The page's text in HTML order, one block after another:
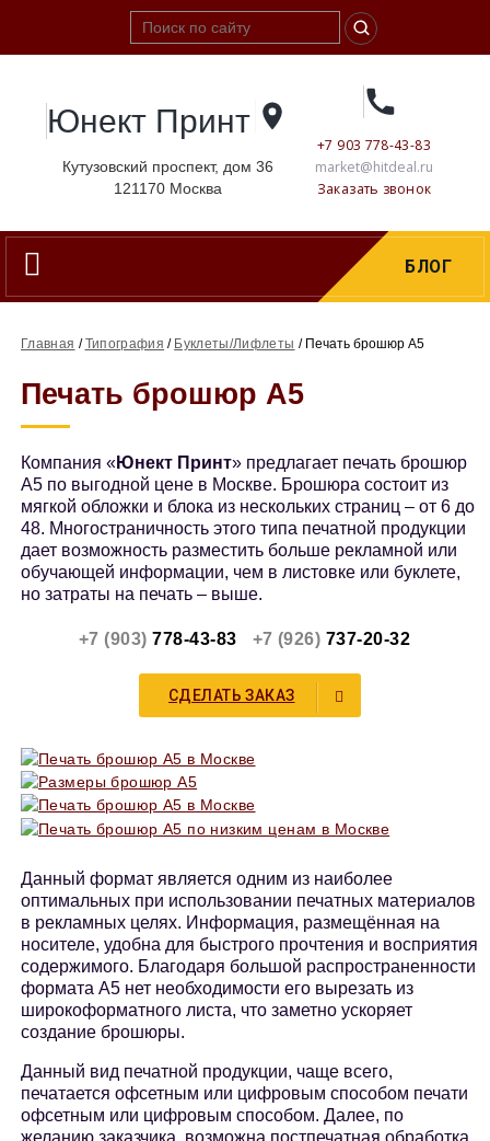
Юнект Принт
Кутузовский проспект, дом 36
121170Москва
+7 903 778-43-83
market@hitdeal.ru
Заказать звонок
Навигация БЛОГ
Главная /Типография / Буклеты/Лифлеты / Печать брошюр А5
Печать брошюр А5
Компания «Юнект Принт» предлагает печать брошюр
А5 по выгодной цене в Москве. Брошюра состоит из
мягкой обложки и блока из нескольких страниц – от 6 до
48. Многостраничность этого типа печатной продукции
дает возможность разместить больше рекламной или
обучающей информации, чем в листовке или буклете,
но затраты на печать – выше.
+7 (903) 778-43-83 +7 (926) 737-20-32
СДЕЛАТЬ ЗАКАЗ
Данный формат является одним из наиболее
оптимальных при использовании печатных материалов
в рекламных целях. Информация, размещённая на
носителе, удобна для быстрого прочтения и восприятия
содержимого. Благодаря большой распространенности
формата А5 нет необходимости его вырезать из
широкоформатного листа, что заметно ускоряет
создание брошюры.
Данный вид печатной продукции, чаще всего,
печатается офсетным или цифровым способом печати
офсетным или цифровым способом. Далее, по
желанию заказчика, возможна постпечатная обработка